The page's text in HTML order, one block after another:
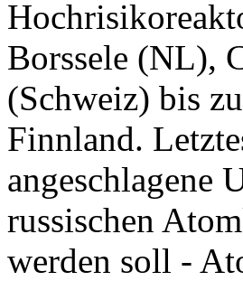
Borssele (NL),
(Schweiz) bis
Finnland.
angeschlagene
russischen
werden soll -